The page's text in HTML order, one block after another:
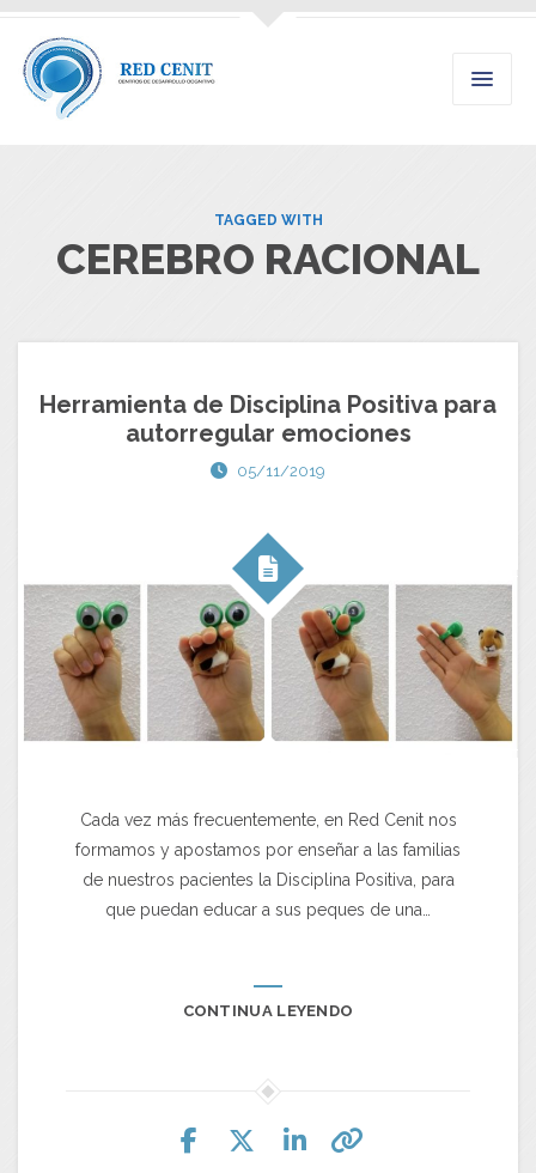
TAGGED WITH
CEREBRO RACIONAL
Herramienta de Disciplina Positiva para
autorregular emociones
05/11/2019
Cada vez más frecuentemente, en Red Cenit nos
formamos y apostamos por enseñar a las familias
de nuestros pacientes la Disciplina Positiva, para
que puedan educar a sus peques de una…
CONTINUA LEYENDO